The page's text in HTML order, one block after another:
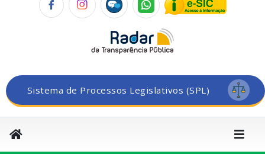
Sistema de Processos Legislativos (SPL)